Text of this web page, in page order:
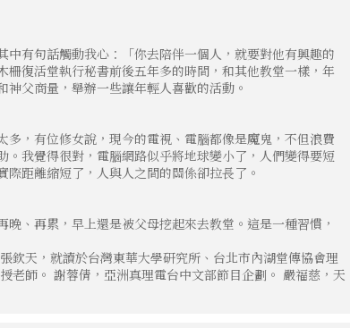
有句話觸動我心：「你去陪伴一個人，就要對他有興趣的
復活堂執行秘書前後五年多的時間，和其他教堂一樣，年
父商量，舉辦一些讓年輕人喜歡的活動。
，有位修女說，現今的電視、電腦都像是魔鬼，不但浪費
。我覺得很對，電腦網路似乎將地球變小了，人們變得要短
距離縮短了，人與人之間的關係卻拉長了。
、再累，早上還是被父母挖起來去教堂。這是一種習慣，
欽天，就讀於台灣東華大學研究所、台北市內湖堂傳協會理
老師。 謝蓉倩，亞洲真理電台中文部節目企劃。 嚴福慈，天